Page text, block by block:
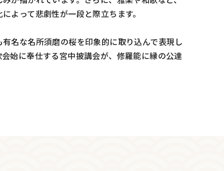
よって悲劇性が一段と際立ちます。
名な名所須磨の桜を印象的に取り込んで表現し
始に奉仕する宮中披講会が、修羅能に縁の公達